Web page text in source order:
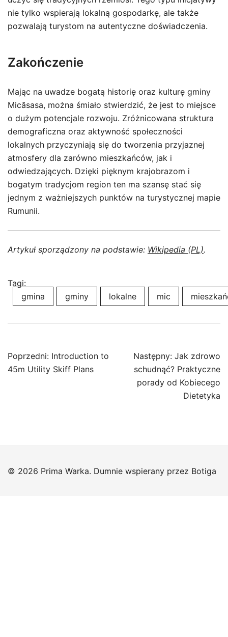
nie tylko wspierają lokalną gospodarkę, ale także
pozwalają turystom na autentyczne doświadczenia.
Zakończenie
Mając na uwadze bogatą historię oraz kulturę gminy
Micăsasa, można śmiało stwierdzić, że jest to miejsce
o dużym potencjale rozwoju. Zróżnicowana struktura
demograficzna oraz aktywność społeczności
lokalnych przyczyniają się do tworzenia przyjaznej
atmosfery dla zarówno mieszkańców, jak i
odwiedzających. Dzięki pięknym krajobrazom i
bogatym tradycjom region ten ma szansę stać się
jednym z ważniejszych punktów na turystycznej mapie
Rumunii.
Artykuł sporządzony na podstawie: Wikipedia (PL).
Tagi:
gmina
gminy lokalne mic
Nawigacja
wpisu
Poprzedni: Introduction to
45m Utility Skiff Plans
Następny: Jak zdrowo
schudnąć? Praktyczne
porady od Kobiecego
Dietetyka
© 2026 Prima Warka. Dumnie wspierany przez Botiga